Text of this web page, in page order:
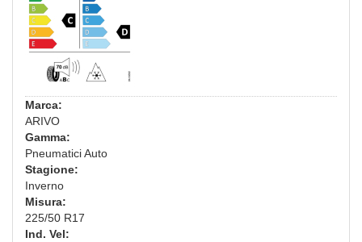
Marca:
ARIVO
Gamma:
Pneumatici Auto
Stagione:
Inverno
Misura:
225/50 R17
Ind. Vel: